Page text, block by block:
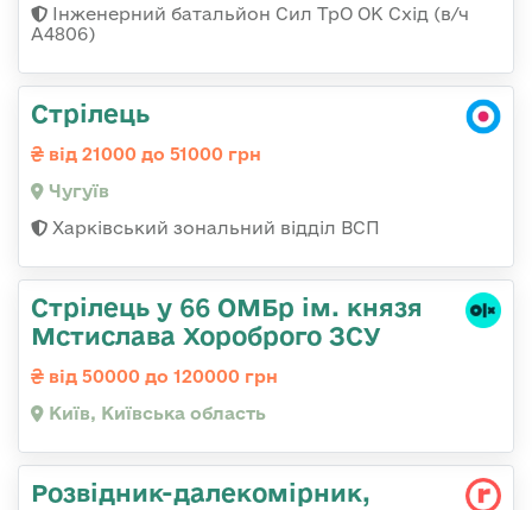
Інженерний батальйон Сил ТрО ОК Схід (в/ч
А4806)
Стрілець
від 21000 до 51000 грн
Чугуїв
Харківський зональний відділ ВСП
Стрілець у 66 ОМБр ім. князя
Мстислава Хороброго ЗСУ
від 50000 до 120000 грн
Київ, Київська область
Розвідник-далекомірник,